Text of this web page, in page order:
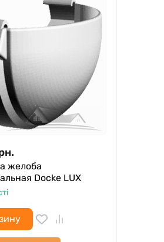
желоба
Docke LUX